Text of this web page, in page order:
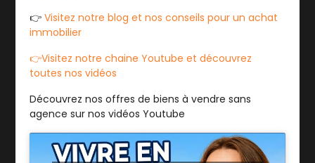
👉Visitez notre blog et nos conseils pour un achat
immobilier
👉Visitez notre chaine Youtube et découvrez
toutes nos vidéos
Découvrez nos offres de biens à vendre sans
agence sur nos vidéos Youtube